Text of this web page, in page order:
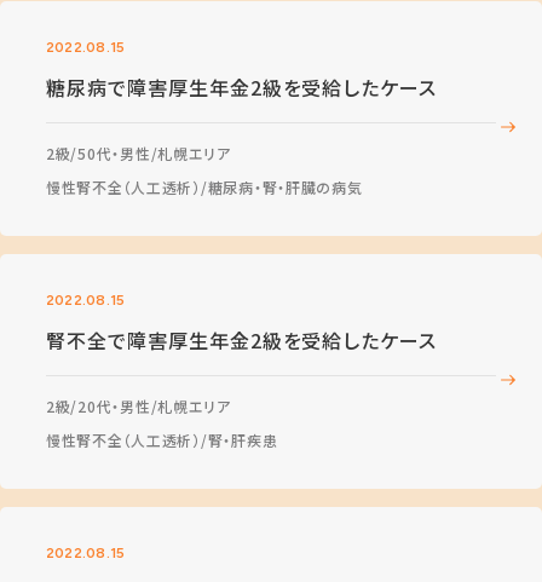
2022.08.15
糖尿病で障害厚生年金2級を受給したケース
2級 50代・男性 札幌エリア
慢性腎不全（人工透析） 糖尿病・腎・肝臓の病気
2022.08.15
腎不全で障害厚生年金2級を受給したケース
2級 20代・男性 札幌エリア
慢性腎不全（人工透析） 腎・肝疾患
2022.08.15